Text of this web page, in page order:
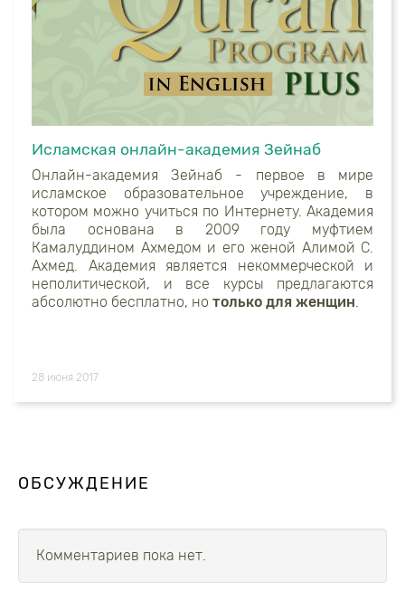
Исламская онлайн-академия Зейнаб
Онлайн-академия Зейнаб - первое в мире
исламское образовательное учреждение,
в
котором можно учиться по Интернету. Академия
была основана в 2009 году муфтием
Камалуддином Ахмедом и его женой Алимой С.
Ахмед. Академия является некоммерческой и
неполитической, и все курсы предлагаются
абсолютно бесплатно, но только для женщин.
28 июня 2017
ОБСУЖДЕНИЕ
Комментариев пока нет.